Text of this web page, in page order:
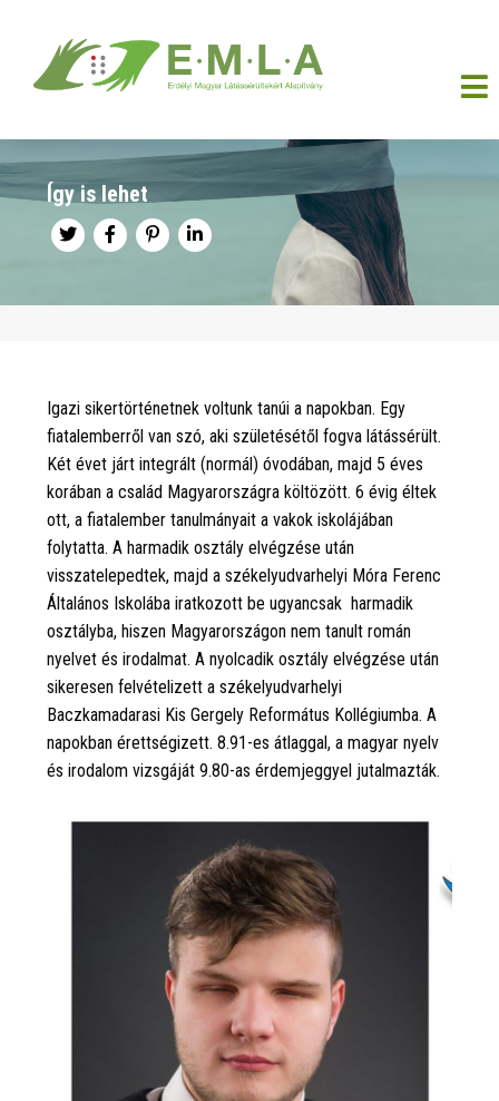
Így is lehet
Igazi sikertörténetnek voltunk tanúi a napokban. Egy
fiatalemberről van szó, aki születésétől fogva látássérült.
Két évet járt integrált (normál) óvodában, majd 5 éves
korában a család Magyarországra költözött. 6 évig éltek
ott, a fiatalember tanulmányait a vakok iskolájában
folytatta. A harmadik osztály elvégzése után
visszatelepedtek, majd a székelyudvarhelyi Móra Ferenc
Általános Iskolába iratkozott be ugyancsak harmadik
osztályba, hiszen Magyarországon nem tanult román
nyelvet és irodalmat. A nyolcadik osztály elvégzése után
sikeresen felvételizett a székelyudvarhelyi
Baczkamadarasi Kis Gergely Református Kollégiumba. A
napokban érettségizett. 8.91-es átlaggal, a magyar nyelv
és irodalom vizsgáját 9.80-as érdemjeggyel jutalmazták.